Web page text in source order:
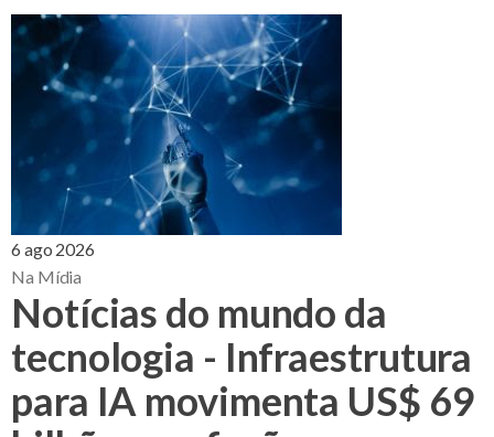
6 ago 2026
Na Mídia
Notícias do mundo da
tecnologia - Infraestrutura
para IA movimenta US$ 69